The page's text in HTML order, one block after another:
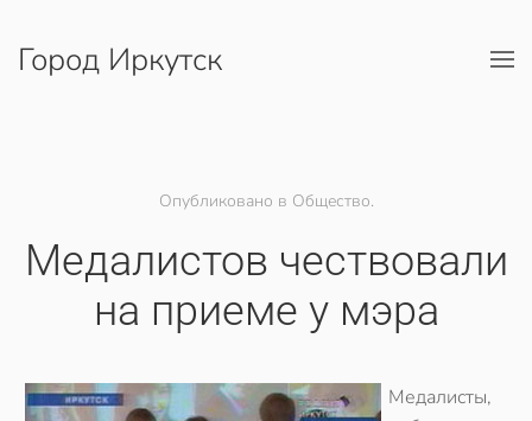
Перейти к содержимому
Город Иркутск
Опубликовано в Общество.
Медалистов чествовали
на приеме у мэра
Медалисты,